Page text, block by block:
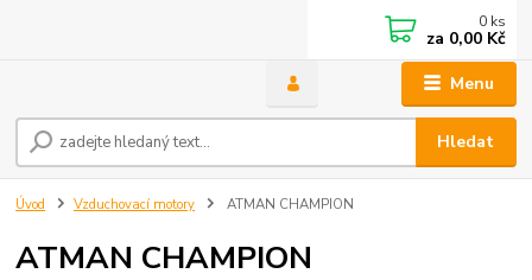
Menu
Hledat
0 ks
za 0,00 Kč
Úvod Vzduchovací motory ATMAN CHAMPION
ATMAN CHAMPION